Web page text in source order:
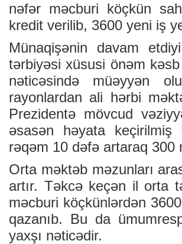
nəfər məcburi köçkün
kredit verilib, 3600 yeni iş
Münaqişənin davam
tərbiyəsi xüsusi önəm
nəticəsində müəyyən
rayonlardan ali hərbi
Prezidentə mövcud
əsasən həyata
rəqəm 10 dəfə artaraq 300
Orta məktəb məzunları
artır. Təkcə keçən il orta
məcburi köçkünlərdən
qazanıb. Bu da
yaxşı nəticədir.